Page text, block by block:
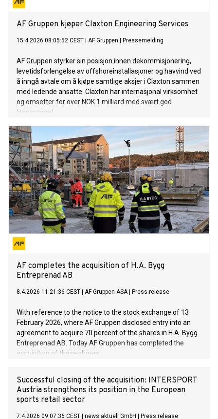
AF Gruppen kjøper Claxton Engineering Services
15.4.2026 08:05:52 CEST AF Gruppen Pressemelding
AF Gruppen styrker sin posisjon innen dekommisjonering,
levetidsforlengelse av offshoreinstallasjoner og havvind ved
å inngå avtale om å kjøpe samtlige aksjer i Claxton sammen
med ledende ansatte. Claxton har internasjonal virksomhet
og omsetter for over NOK 1 milliard med svært god
lønnsomhet.
AF completes the acquisition of H.A. Bygg
Entreprenad AB
8.4.2026 11:21:36 CEST AF Gruppen ASA| Press release
With reference to the notice to the stock exchange of 13
February 2026, where AF Gruppen disclosed entry into an
agreement to acquire 70 percent of the shares in H.A. Bygg
Entreprenad AB. Today AF Gruppen has completed the
acquisition of these shares.
Successful closing of the acquisition: INTERSPORT
Austria strengthens its position in the European
sports retail sector
7.4.2026 09:07:36 CEST news aktuell GmbH Press release